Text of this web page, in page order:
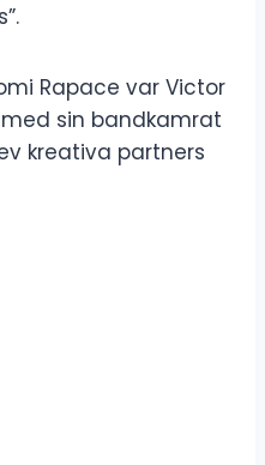
Rapace var Victor
sin bandkamrat
kreativa partners